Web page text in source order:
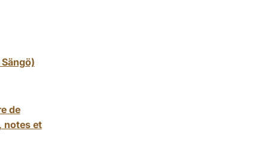
de
notes et